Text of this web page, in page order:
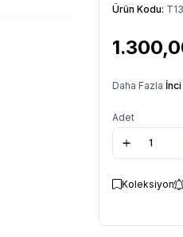
Ürün Kodu:
Daha Fazla
Adet
Koleksiyon